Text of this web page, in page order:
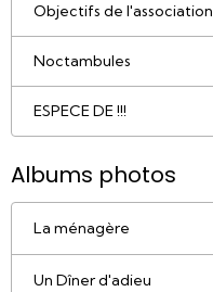
Objectifs de l'association
Noctambules
ESPECE DE !!!
Albums photos
La ménagère
Un Dîner d'adieu